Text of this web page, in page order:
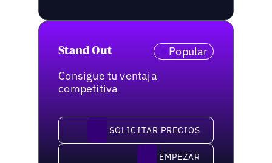
Stand Out
Popular
Consigue tu ventaja
competitiva
solicitar preciosSOLICITAR PRECIOS
Empezar EMPEZAR